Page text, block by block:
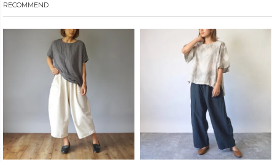
RECOMMEND